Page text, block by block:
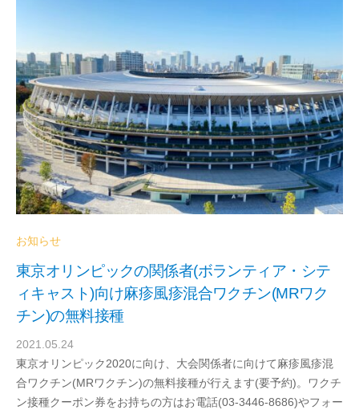
お知らせ
東京オリンピックの関係者(ボランティア・シテ
ィキャスト)向け麻疹風疹混合ワクチン(MRワク
チン)の無料接種
2021.05.24
y
e
x
東京オリンピック2020に向け、大会関係者に向けて麻疹風疹混
合ワクチン(MRワクチン)の無料接種が行えます(要予約)。ワクチ
ン接種クーポン券をお持ちの方はお電話(03-3446-8686)やフォー